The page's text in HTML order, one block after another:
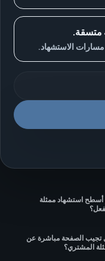
متسقة.
مسارات الاستشهاد.
أسطح استشهاد ممثلة
تجيب الصفحة مباشرة عن
المشتري؟